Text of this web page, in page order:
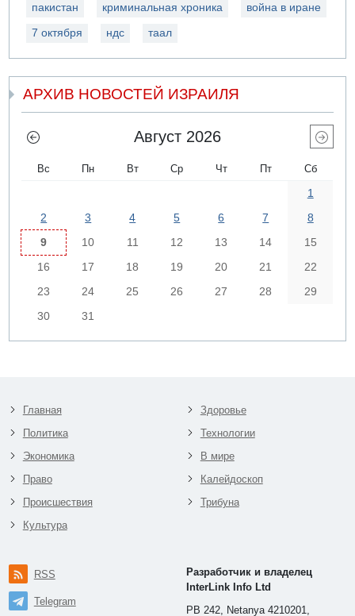
пакистан криминальная хроника война в иране
7 октября ндс таал
АРХИВ НОВОСТЕЙ ИЗРАИЛЯ
Август 2026
Вс Пн Вт Ср Чт Пт Сб
1
2
3 4 5 6 7
8
9
10 11 12 13 14
15
16
17 18 19 20 21
22
23
24 25 26 27 28
29
30
31
Главная
Политика
Экономика
Право
Происшествия
Культура
Здоровье
Технологии
В мире
Калейдоскоп
Трибуна
RSS
Telegram
Разработчик и владелец
InterLink Info Ltd
PB 242, Netanya 4210201,